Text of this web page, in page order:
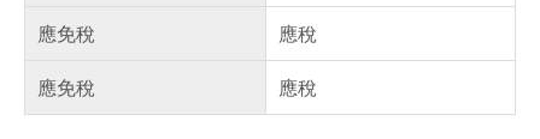
應免稅
應稅
應免稅
應稅